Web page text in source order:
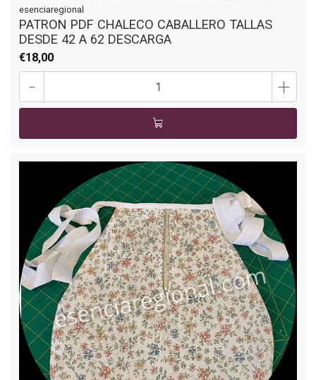
esenciaregional
PATRON PDF CHALECO CABALLERO TALLAS
DESDE 42 A 62 DESCARGA
€18,00
- +